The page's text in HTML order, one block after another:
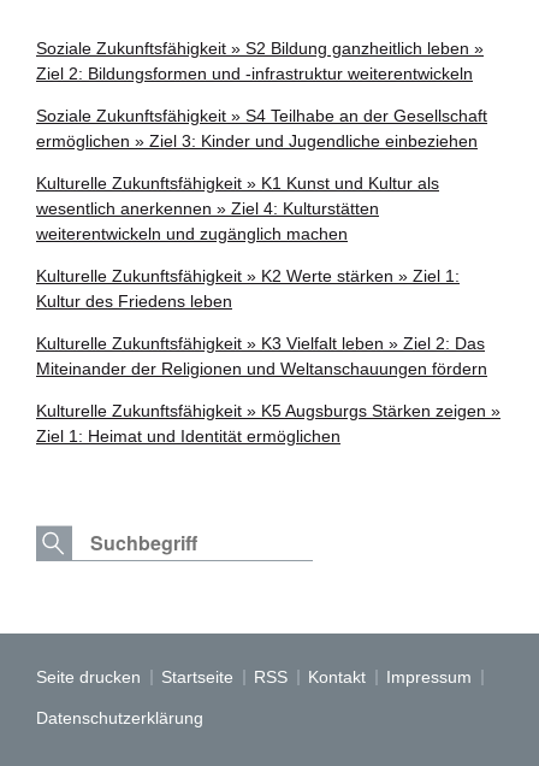
Soziale Zukunftsfähigkeit » S2 Bildung ganzheitlich leben »
Ziel 2: Bildungsformen und -infrastruktur weiterentwickeln
Soziale Zukunftsfähigkeit » S4 Teilhabe an der Gesellschaft
ermöglichen » Ziel 3: Kinder und Jugendliche einbeziehen
Kulturelle Zukunftsfähigkeit » K1 Kunst und Kultur als
wesentlich anerkennen » Ziel 4: Kulturstätten
weiterentwickeln und zugänglich machen
Kulturelle Zukunftsfähigkeit » K2 Werte stärken » Ziel 1:
Kultur des Friedens leben
Kulturelle Zukunftsfähigkeit » K3 Vielfalt leben » Ziel 2: Das
Miteinander der Religionen und Weltanschauungen fördern
Kulturelle Zukunftsfähigkeit » K5 Augsburgs Stärken zeigen »
Ziel 1: Heimat und Identität ermöglichen
Seite drucken Startseite RSS Kontakt Impressum
Datenschutzerklärung